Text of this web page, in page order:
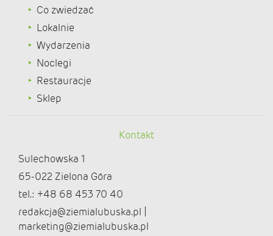
Co zwiedzać
Lokalnie
Wydarzenia
Noclegi
Restauracje
Sklep
Kontakt
Sulechowska 1
65-022 Zielona Góra
tel.: +48 68 453 70 40
redakcja@ziemialubuska.pl |
marketing@ziemialubuska.pl